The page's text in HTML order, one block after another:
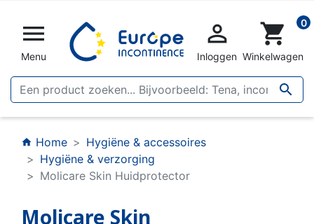

Menu


Inloggen
shopping_cart 0
Winkelwagen
home Home
Hygiëne & accessoires
Hygiëne & verzorging
Molicare Skin Huidprotector
Molicare Skin